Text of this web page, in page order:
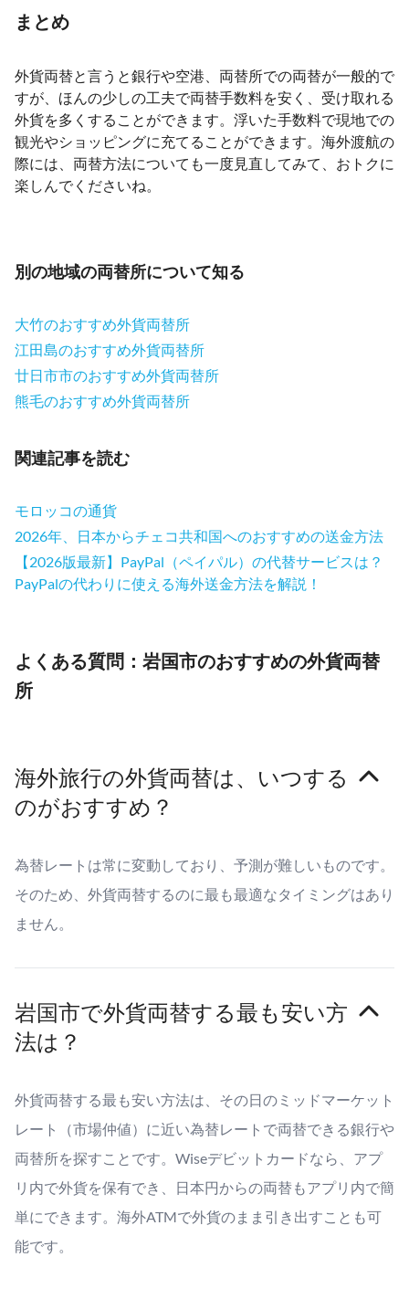
まとめ
外貨両替と言うと銀行や空港、両替所での両替が一般的で
すが、ほんの少しの工夫で両替手数料を安く、受け取れる
外貨を多くすることができます。浮いた手数料で現地での
観光やショッピングに充てることができます。海外渡航の
際には、両替方法についても一度見直してみて、おトクに
楽しんでくださいね。
別の地域の両替所について知る
大竹のおすすめ外貨両替所
江田島のおすすめ外貨両替所
廿日市市のおすすめ外貨両替所
熊毛のおすすめ外貨両替所
関連記事を読む
モロッコの通貨
2026年、日本からチェコ共和国へのおすすめの送金方法
【2026版最新】PayPal（ペイパル）の代替サービスは？
PayPalの代わりに使える海外送金方法を解説！
よくある質問：岩国市のおすすめの外貨両替
所
海外旅行の外貨両替は、いつする
のがおすすめ？
為替レートは常に変動しており、予測が難しいものです。
そのため、外貨両替するのに最も最適なタイミングはあり
ません。
岩国市で外貨両替する最も安い方
法は？
外貨両替する最も安い方法は、その日のミッドマーケット
レート（市場仲値）に近い為替レートで両替できる銀行や
両替所を探すことです。Wiseデビットカードなら、アプ
リ内で外貨を保有でき、日本円からの両替もアプリ内で簡
単にできます。海外ATMで外貨のまま引き出すことも可
能です。